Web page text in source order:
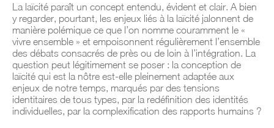
La laïcité paraît un concept entendu, évident et clair. A bien
y regarder, pourtant, les enjeux liés à la laïcité jalonnent de
manière polémique ce que l’on nomme couramment le «
vivre ensemble » et empoisonnent régulièrement l’ensemble
des débats consacrés de près ou de loin à l’intégration. La
question peut légitimement se poser : la conception de
laïcité qui est la nôtre est-elle pleinement adaptée aux
enjeux de notre temps, marqués par des tensions
identitaires de tous types, par la redéfinition des identités
individuelles, par la complexification des rapports humains ?